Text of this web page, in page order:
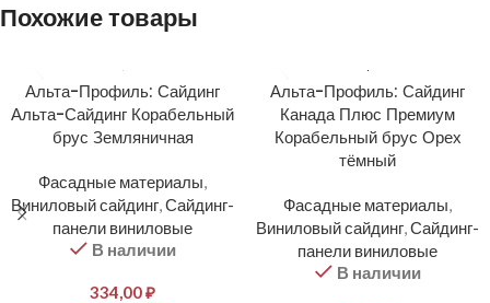
Похожие товары
Альта-Профиль: Сайдинг
Альта-Сайдинг Корабельный
брус Земляничная
Фасадные материалы,
Виниловый сайдинг,Сайдинг-
панели виниловые
В наличии
334,00₽
Альта-Профиль: Сайдинг
Канада Плюс Премиум
Корабельный брус Орех
тёмный
Фасадные материалы,
Виниловый сайдинг,Сайдинг-
панели виниловые
В наличии